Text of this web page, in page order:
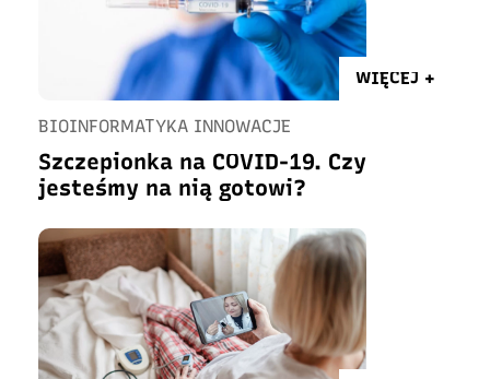
WIĘCEJ +
BIOINFORMATYKA INNOWACJE
Szczepionka na COVID-19. Czy
jesteśmy na nią gotowi?